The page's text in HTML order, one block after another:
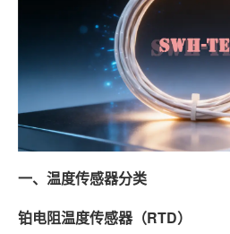
一、温度传感器分类
铂电阻温度传感器（RTD）